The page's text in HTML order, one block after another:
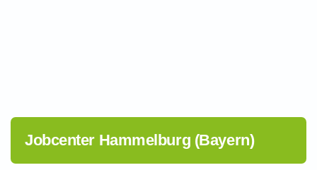
Jobcenter Hammelburg (Bayern)